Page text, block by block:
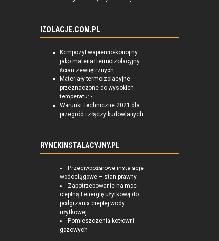
IZOLACJE.COM.PL
Kompozyt wapienno-konopny
jako materiał termoizolacyjny
ścian zewnętrznych
Materiały termoizolacyjne
przeznaczone do wysokich
temperatur -...
Warunki Techniczne 2021 dla
przegród i złączy budowlanych
RYNEKINSTALACYJNY.PL
Przeciwpożarowe instalacje
wodociągowe – stan prawny
Zapotrzebowanie na moc
cieplną i energię użytkową do
podgrzania ciepłej wody
użytkowej
Pomieszczenia kotłowni
gazowych